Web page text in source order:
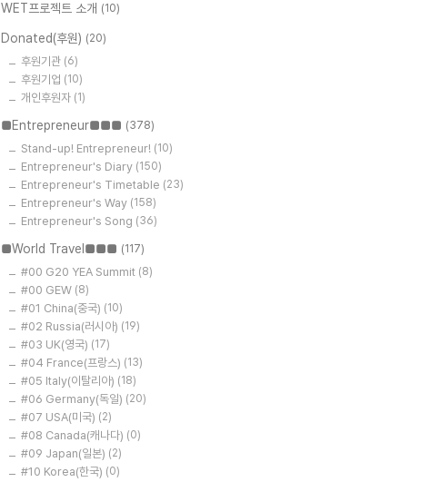
WET프로젝트 소개 (10)
Donated(후원) (20)
후원기관 (6)
후원기업 (10)
개인후원자 (1)
■Entrepreneur■■■ (378)
Stand-up! Entrepreneur! (10)
Entrepreneur's Diary (150)
Entrepreneur's Timetable (23)
Entrepreneur's Way (158)
Entrepreneur's Song (36)
■World Travel■■■ (117)
#00 G20 YEA Summit (8)
#00 GEW (8)
#01 China(중국) (10)
#02 Russia(러시아) (19)
#03 UK(영국) (17)
#04 France(프랑스) (13)
#05 Italy(이탈리아) (18)
#06 Germany(독일) (20)
#07 USA(미국) (2)
#08 Canada(캐나다) (0)
#09 Japan(일본) (2)
#10 Korea(한국) (0)